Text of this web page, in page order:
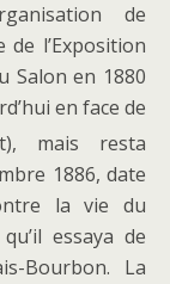
de
l’Exposition
Salon en 1880
en face de
mais resta
1886, date
la vie du
essaya de
Bourbon. La